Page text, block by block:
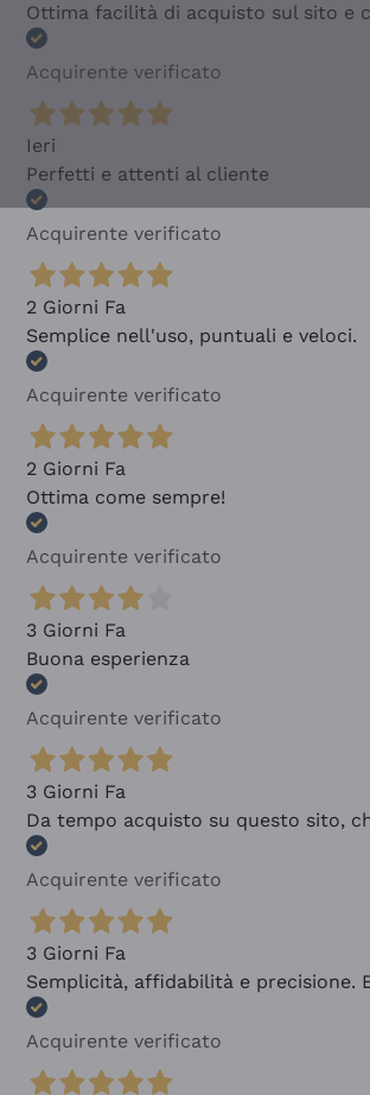
Ottima facilità di acquisto sul sito e
Acquirente verificato
Ieri
Perfetti e attenti al cliente
Acquirente verificato
2 Giorni Fa
Semplice nell'uso, puntuali e veloci.
Acquirente verificato
2 Giorni Fa
Ottima come sempre!
Acquirente verificato
3 Giorni Fa
Buona esperienza
Acquirente verificato
3 Giorni Fa
Da tempo acquisto su questo sito,
Acquirente verificato
3 Giorni Fa
Semplicità, affidabilità e precisione.
Acquirente verificato